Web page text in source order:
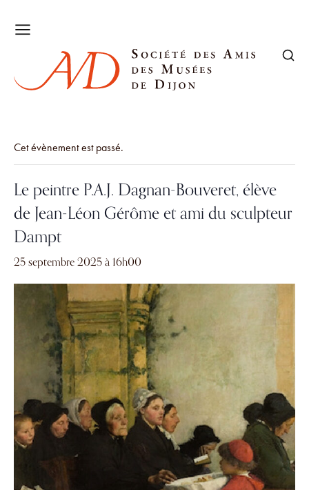
Cet évènement est passé.
Le peintre P.A.J. Dagnan-Bouveret, élève
de Jean-Léon Gérôme et ami du sculpteur
Dampt
25 septembre 2025 à 16h00